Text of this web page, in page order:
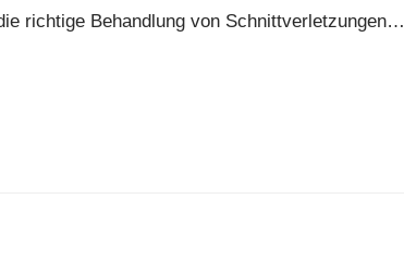
richtige Behandlung von Schnittverletzungen…